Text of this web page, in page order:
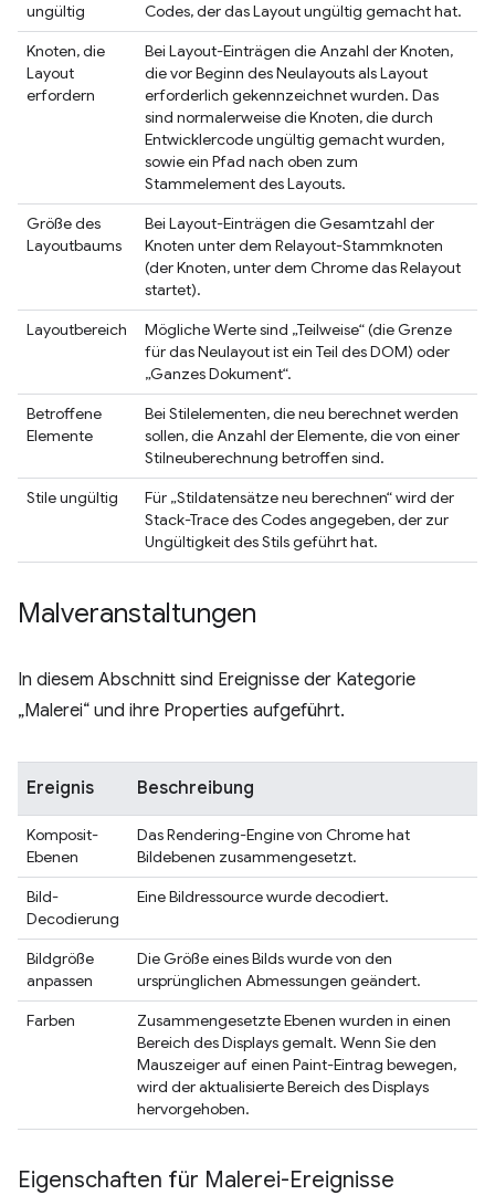
ungültig
Codes, der das Layout ungültig gemacht hat.
Knoten, die
Layout
erfordern
Bei Layout-Einträgen die Anzahl der Knoten,
die vor Beginn des Neulayouts als Layout
erforderlich gekennzeichnet wurden. Das
sind normalerweise die Knoten, die durch
Entwicklercode ungültig gemacht wurden,
sowie ein Pfad nach oben zum
Stammelement des Layouts.
Größe des
Layoutbaums
Bei Layout-Einträgen die Gesamtzahl der
Knoten unter dem Relayout-Stammknoten
(der Knoten, unter dem Chrome das Relayout
startet).
Layoutbereich
Mögliche Werte sind „Teilweise“ (die Grenze
für das Neulayout ist ein Teil des DOM) oder
„Ganzes Dokument“.
Betroffene
Elemente
Bei Stilelementen, die neu berechnet werden
sollen, die Anzahl der Elemente, die von einer
Stilneuberechnung betroffen sind.
Stile ungültig
Für „Stildatensätze neu berechnen“ wird der
Stack-Trace des Codes angegeben, der zur
Ungültigkeit des Stils geführt hat.
Malveranstaltungen
In diesem Abschnitt sind Ereignisse der Kategorie
„Malerei“ und ihre Properties aufgeführt.
Ereignis Beschreibung
Komposit-
Ebenen
Das Rendering-Engine von Chrome hat
Bildebenen zusammengesetzt.
Bild-
Decodierung
Eine Bildressource wurde decodiert.
Bildgröße
anpassen
Die Größe eines Bilds wurde von den
ursprünglichen Abmessungen geändert.
Farben
Zusammengesetzte Ebenen wurden in einen
Bereich des Displays gemalt. Wenn Sie den
Mauszeiger auf einen Paint-Eintrag bewegen,
wird der aktualisierte Bereich des Displays
hervorgehoben.
Eigenschaften für Malerei-Ereignisse